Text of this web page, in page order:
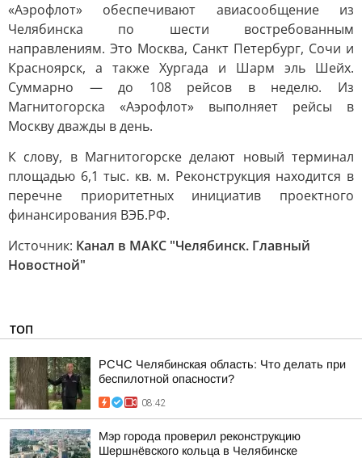
«Аэрофлот» обеспечивают авиасообщение из
Челябинска по шести востребованным
направлениям. Это Москва, Санкт Петербург, Сочи и
Красноярск, а также Хургада и Шарм эль Шейх.
Суммарно — до 108 рейсов в неделю. Из
Магнитогорска «Аэрофлот» выполняет рейсы в
Москву дважды в день.
К слову, в Магнитогорске делают новый терминал
площадью 6,1 тыс. кв. м. Реконструкция находится в
перечне приоритетных инициатив проектного
финансирования ВЭБ.РФ.
Источник: Канал в МАКС "Челябинск. Главный
Новостной"
ТОП
РСЧС Челябинская область: Что делать при
беспилотной опасности?
08:42
Мэр города проверил реконструкцию
Шершнёвского кольца в Челябинске